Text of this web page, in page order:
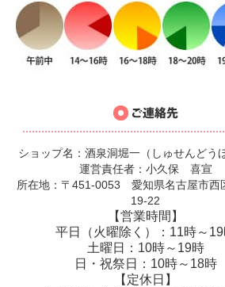
ショップ名：酒泉洞堀一（しゅせんどう
運営責任者：小久保 喜宣
所在地：〒451-0053 愛知県名古屋市西
19-22
【営業時間】
平日（火曜除く）：11時～
土曜日：10時～19時
日・祝祭日：10時～18時
【定休日】